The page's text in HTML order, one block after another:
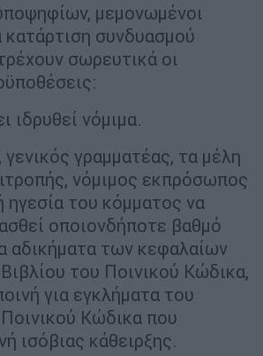
μεμονωμένοι
κατάρτιση συνδυασμού
σωρευτικά oι
ιδρυθεί νόμιμα.
γραμματέας, τα μέλη
νόμιμος εκπρόσωπος
ηγεσία του κόμματος να
οποιονδήποτε βαθμό
αδικήματα των κεφαλαίων
του Ποινικού Κώδικα,
για εγκλήματα του
Κώδικα που
ισόβιας κάθειρξης.